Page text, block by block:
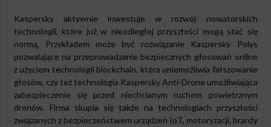
Kaspersky aktywnie inwestuje w rozwój nowatorskich
technologii, które już w nieodległej przyszłości mogą stać się
normą. Przykładem może być rozwiązanie Kaspersky Polys
pozwalające na przeprowadzanie bezpiecznych głosowań online
z użyciem technologii blockchain, która uniemożliwia fałszowanie
głosów, czy też technologia Kaspersky Anti-Drone umożliwiająca
zabezpieczenie się przed niechcianym ruchem powietrznym
dronów. Firma skupia się także na technologiach przyszłości
związanych z bezpieczeństwem urządzeń IoT, motoryzacji, branży